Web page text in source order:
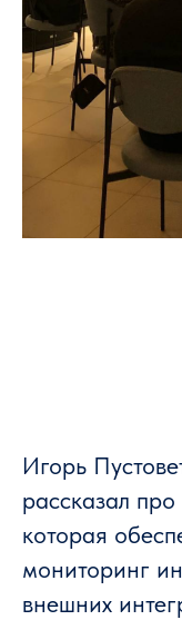
Игорь
рассказал
которая
мониторинг
внешних